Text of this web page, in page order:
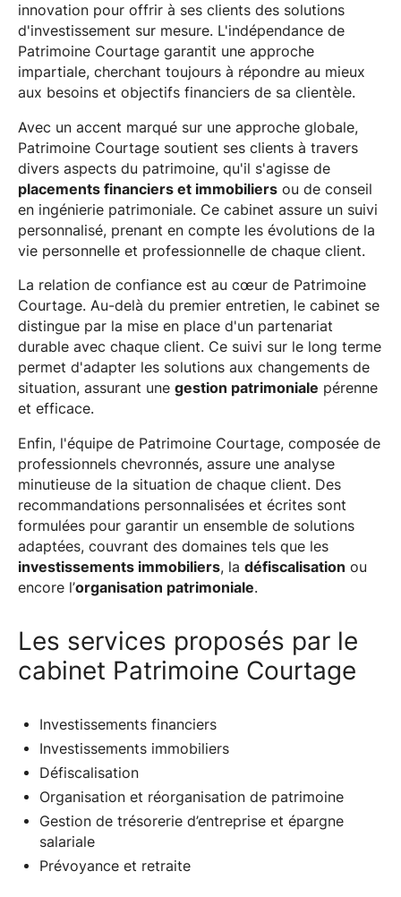
innovation pour offrir à ses clients des solutions
d'investissement sur mesure. L'indépendance de
Patrimoine Courtage garantit une approche
impartiale, cherchant toujours à répondre au mieux
aux besoins et objectifs financiers de sa clientèle.
Avec un accent marqué sur une approche globale,
Patrimoine Courtage soutient ses clients à travers
divers aspects du patrimoine, qu'il s'agisse de
placements financiers et immobiliersou de conseil
en ingénierie patrimoniale. Ce cabinet assure un suivi
personnalisé, prenant en compte les évolutions de la
vie personnelle et professionnelle de chaque client.
La relation de confiance est au cœur de Patrimoine
Courtage. Au-delà du premier entretien, le cabinet se
distingue par la mise en place d'un partenariat
durable avec chaque client. Ce suivi sur le long terme
permet d'adapter les solutions aux changements de
situation, assurant une gestion patrimoniale pérenne
et efficace.
Enfin, l'équipe de Patrimoine Courtage, composée de
professionnels chevronnés, assure une analyse
minutieuse de la situation de chaque client. Des
recommandations personnalisées et écrites sont
formulées pour garantir un ensemble de solutions
adaptées, couvrant des domaines tels que les
investissements immobiliers, la défiscalisation ou
encore l’organisation patrimoniale.
Les services proposés par le
cabinet Patrimoine Courtage
Investissements financiers
Investissements immobiliers
Défiscalisation
Organisation et réorganisation de patrimoine
Gestion de trésorerie d’entreprise et épargne
salariale
Prévoyance et retraite